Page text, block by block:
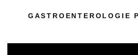
GASTROENTEROLOGIE